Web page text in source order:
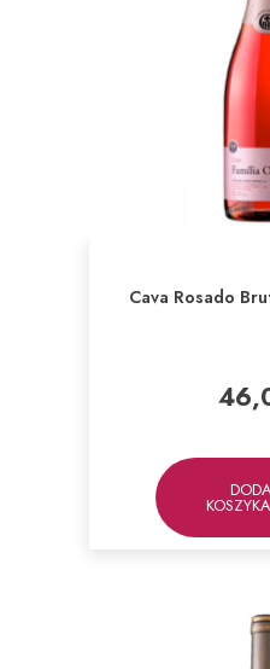
Cava Rosado
KOSZYKA